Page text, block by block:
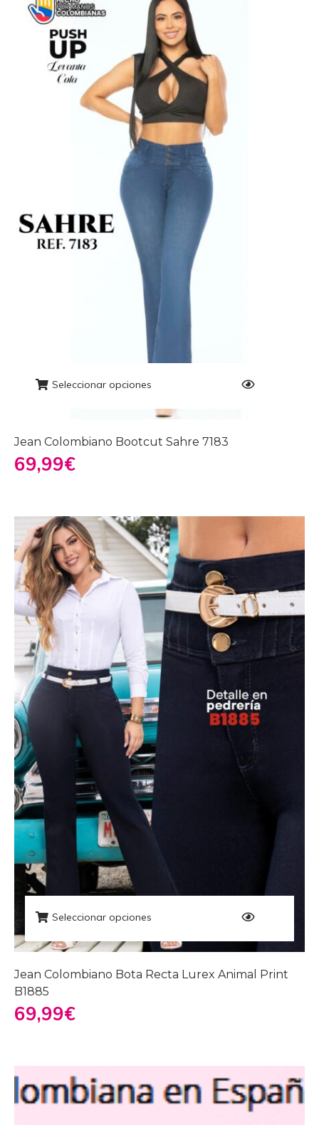
Seleccionar opciones
Jean Colombiano Bootcut Sahre 7183
69,99€
Seleccionar opciones
Jean Colombiano Bota Recta Lurex Animal Print
B1885
69,99€